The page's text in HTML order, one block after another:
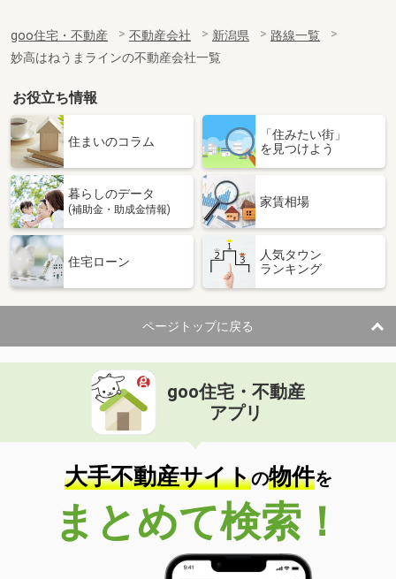
goo住宅・不動産 不動産会社 新潟県
路線一覧
妙高はねうまラインの不動産会社一覧
お役立ち情報
住まいのコラム
「住みたい街」
を見つけよう
暮らしのデータ
(補助金・助成金情報)
家賃相場
住宅ローン
人気タウン
ランキング
ページトップに戻る
goo住宅・不動産
アプリ
大手不動産サイトの物件を
まとめて検索！